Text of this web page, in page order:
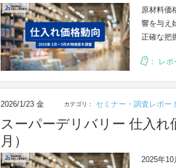
原材料価
響を与え
正確な把
： レポ
2026/1/23 金 カテゴリ： セミナー・調査レポー
スーパーデリバリー 仕入
月）
2025年